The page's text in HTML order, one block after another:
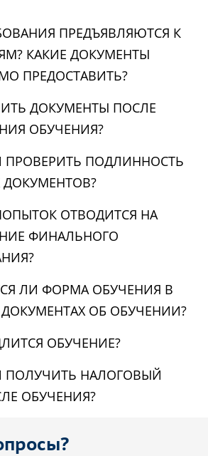
ПРЕДЪЯВЛЯЮТСЯ К
КАКИЕ ДОКУМЕНТЫ
ПРЕДОСТАВИТЬ?
ДОКУМЕНТЫ ПОСЛЕ
ОБУЧЕНИЯ?
ПОДЛИННОСТЬ
ОТВОДИТСЯ НА
ФИНАЛЬНОГО
ЛИ ФОРМА ОБУЧЕНИЯ В
ОБ ОБУЧЕНИИ?
ОБУЧЕНИЕ?
НАЛОГОВЫЙ
ОБУЧЕНИЯ?